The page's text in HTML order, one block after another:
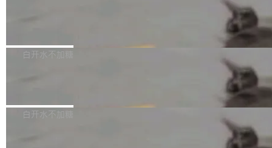
自研的多个文生3D和...
整性保护。效果是：吞吐量提升 41%，每 token
让语音识别不再只是听清，而是真正听懂。通过
w 不要求标准普通话，方言识别覆盖粤语、吴语
新和少量网页兼容性修复版本。 Changes/fixe
容提供的字体时出现的几个问题 为避免音频加
白开水不加糖
发布的 Release Notes，他利用 AI 工具（如 Co
白开水不加糖